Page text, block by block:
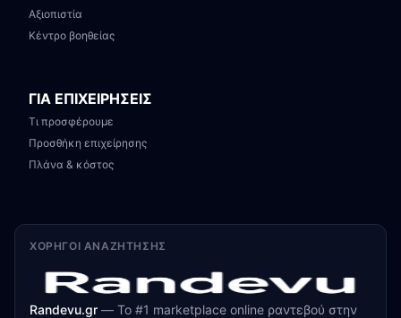
Αξιοπιστία
Κέντρο βοηθείας
ΓΙΑ ΕΠΙΧΕΙΡΗΣΕΙΣ
Τι προσφέρουμε
Προσθήκη επιχείρησης
Πλάνα & κόστος
ΧΟΡΗΓΟΊ ΑΝΑΖΉΤΗΣΗΣ
Randevu.gr — Το #1 marketplace online ραντεβού στην